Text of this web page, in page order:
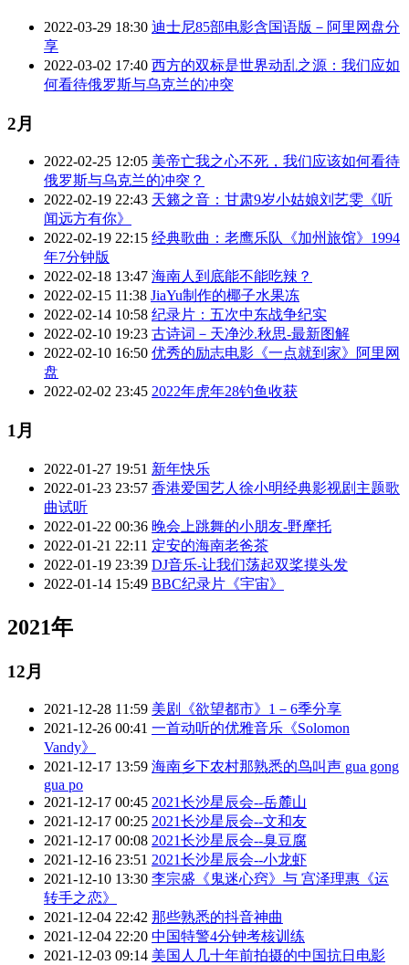
2022-03-29 18:30 迪士尼85部电影含国语版－阿里网盘分
享
2022-03-02 17:40 西方的双标是世界动乱之源：我们应如
何看待俄罗斯与乌克兰的冲突
2月
2022-02-25 12:05 美帝亡我之心不死，我们应该如何看待
俄罗斯与乌克兰的冲突？
2022-02-19 22:43 天籁之音：甘肃9岁小姑娘刘艺雯《听
闻远方有你》
2022-02-19 22:15 经典歌曲：老鹰乐队《加州旅馆》1994
年7分钟版
2022-02-18 13:47 海南人到底能不能吃辣？
2022-02-15 11:38 JiaYu制作的椰子水果冻
2022-02-14 10:58 纪录片：五次中东战争纪实
2022-02-10 19:23 古诗词－天净沙.秋思-最新图解
2022-02-10 16:50 优秀的励志电影《一点就到家》阿里网
盘
2022-02-02 23:45 2022年虎年28钓鱼收获
1月
2022-01-27 19:51 新年快乐
2022-01-23 23:57 香港爱国艺人徐小明经典影视剧主题歌
曲试听
2022-01-22 00:36 晚会上跳舞的小朋友-野摩托
2022-01-21 22:11 定安的海南老爸茶
2022-01-19 23:39 DJ音乐-让我们荡起双桨摸头发
2022-01-14 15:49 BBC纪录片《宇宙》
2021年
12月
2021-12-28 11:59 美剧《欲望都市》1－6季分享
2021-12-26 00:41 一首动听的优雅音乐《Solomon
Vandy》
2021-12-17 13:59 海南乡下农村那熟悉的鸟叫声 gua gong
gua po
2021-12-17 00:45 2021长沙星辰会--岳麓山
2021-12-17 00:25 2021长沙星辰会--文和友
2021-12-17 00:08 2021长沙星辰会--臭豆腐
2021-12-16 23:51 2021长沙星辰会--小龙虾
2021-12-10 13:30 李宗盛《鬼迷心窍》与 宫泽理惠《运
转手之恋》
2021-12-04 22:42 那些熟悉的抖音神曲
2021-12-04 22:20 中国特警4分钟考核训练
2021-12-03 09:14 美国人几十年前拍摄的中国抗日电影